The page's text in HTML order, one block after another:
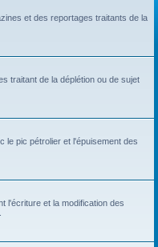
et des reportages traitants de la
traitant de la déplétion ou de sujet
le pic pétrolier et l'épuisement des
l'écriture et la modification des